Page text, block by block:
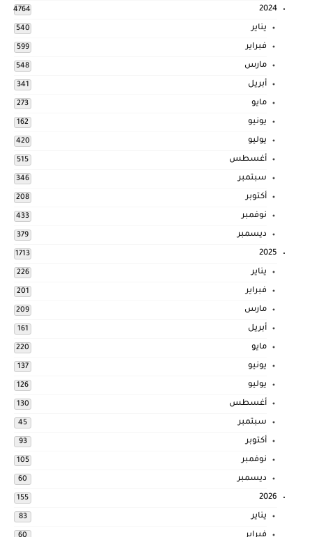
2024
4764
يناير 540
فبراير 599
مارس 548
أبريل 341
مايو 273
يونيو 162
يوليو 420
أغسطس 515
سبتمبر 346
أكتوبر 208
نوفمبر 433
ديسمبر 379
2025
1713
يناير 226
فبراير 201
مارس 209
أبريل 161
مايو 220
يونيو 137
يوليو 126
أغسطس 130
سبتمبر 45
أكتوبر 93
نوفمبر 105
ديسمبر 60
2026
155
يناير 83